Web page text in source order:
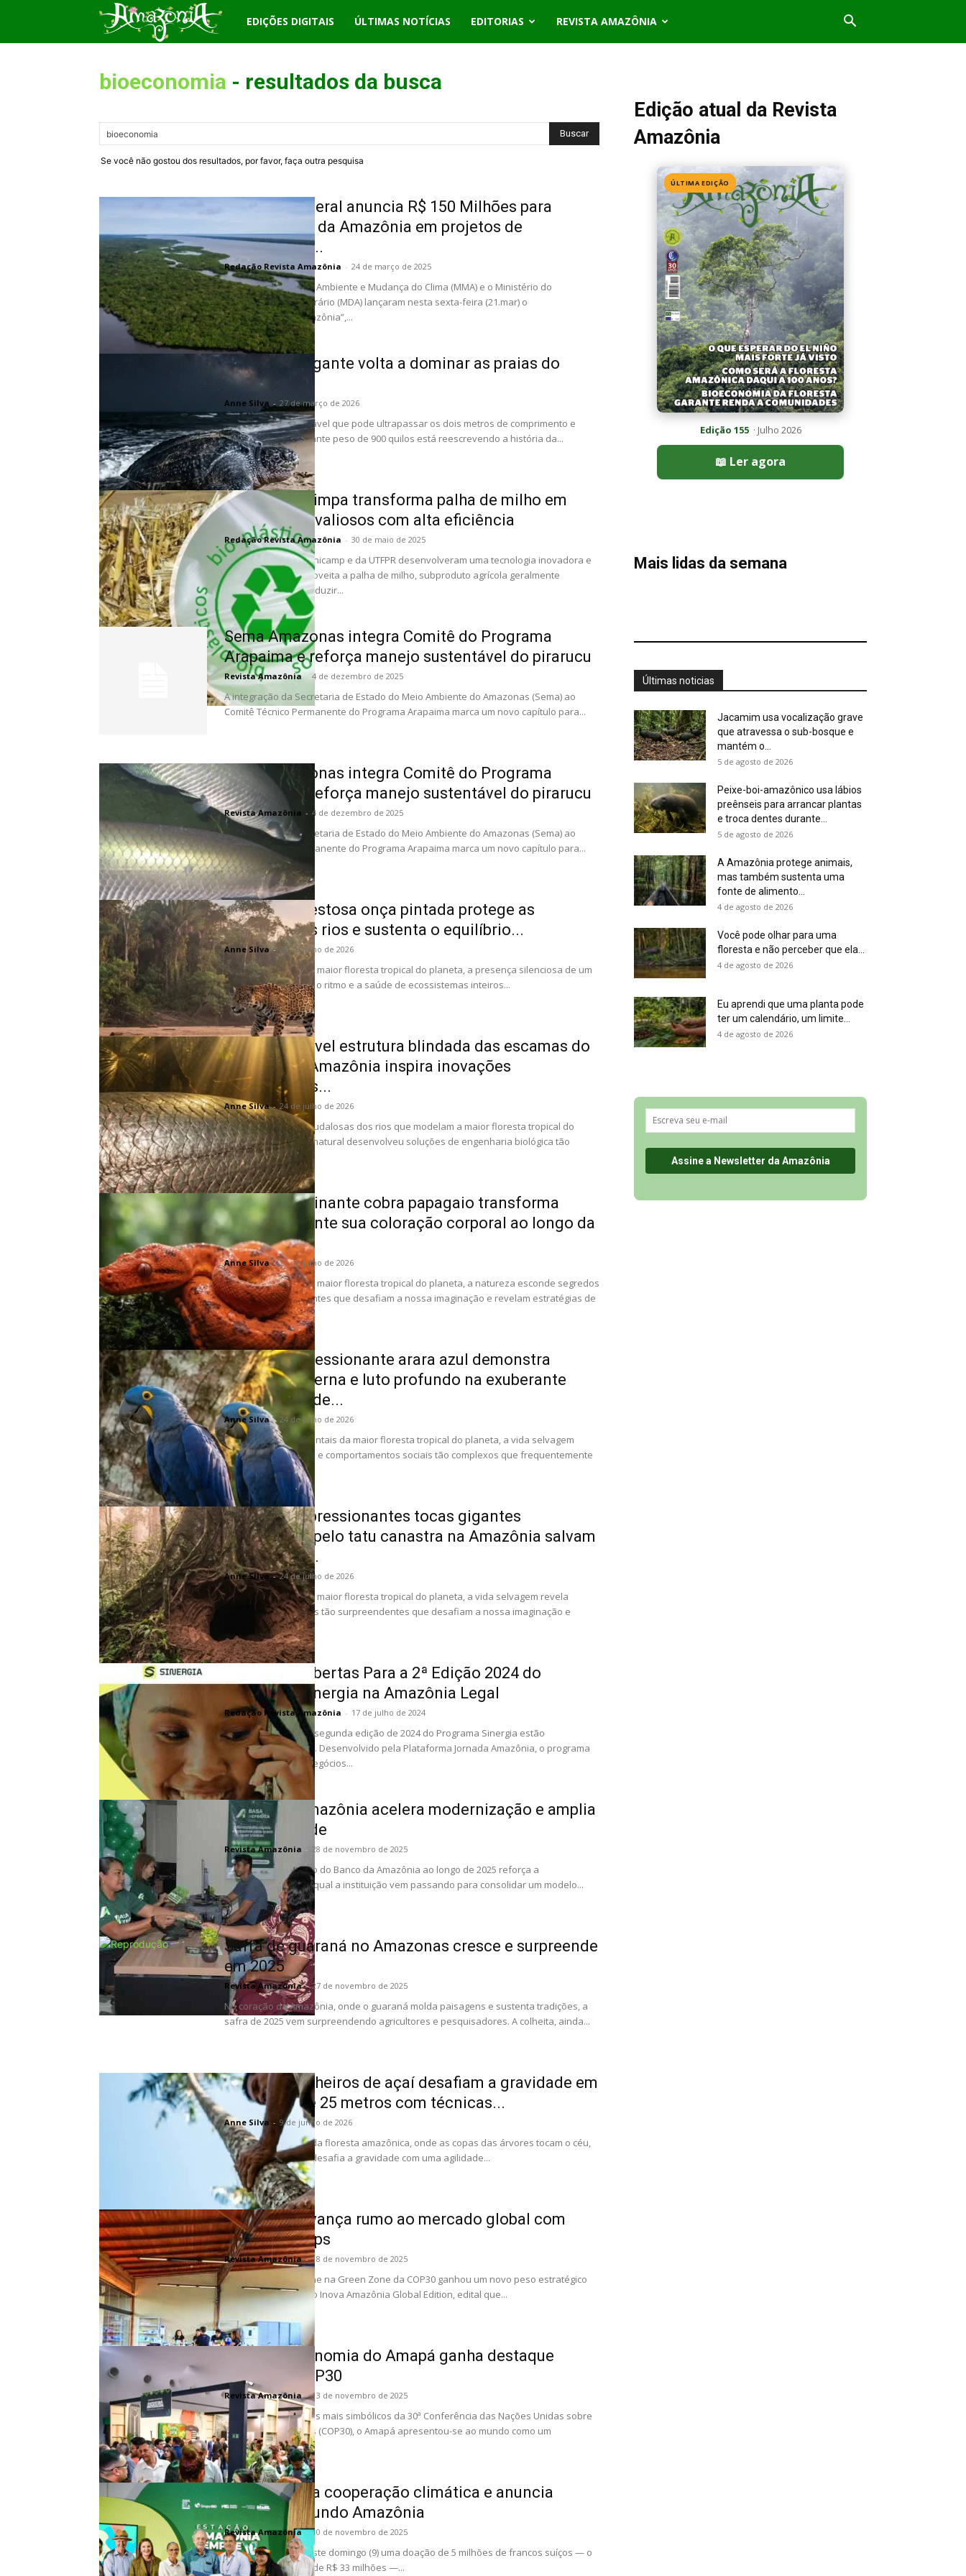
Revista
EDIÇÕES DIGITAIS ÚLTIMAS NOTÍCIAS EDITORIAS REVISTA AMAZÔNIA
bioeconomia - resultados da busca
Se você não gostou dos resultados, por favor, faça outra pesquisa
Governo Federal anuncia R$ 150 Milhões para
recuperação da Amazônia em projetos de
restauração...
Redação Revista Amazônia - 24 de março de 2025
O Ministério do Meio Ambiente e Mudança do Clima (MMA) e o Ministério do
Desenvolvimento Agrário (MDA) lançaram nesta sexta-feira (21.mar) o
edital “Restaura Amazônia”,...
Tartaruga gigante volta a dominar as praias do
Amapá
Anne Silva - 27 de março de 2026
Uma criatura formidável que pode ultrapassar os dois metros de comprimento e
atingir o impressionante peso de 900 quilos está reescrevendo a história da...
Tecnologia limpa transforma palha de milho em
bioprodutos valiosos com alta eficiência
Redação Revista Amazônia - 30 de maio de 2025
Pesquisadores da Unicamp e da UTFPR desenvolveram uma tecnologia inovadora e
sustentável que aproveita a palha de milho, subproduto agrícola geralmente
descartado para produzir...
Sema Amazonas integra Comitê do Programa
Arapaima e reforça manejo sustentável do pirarucu
Revista Amazônia - 4 de dezembro de 2025
A integração da Secretaria de Estado do Meio Ambiente do Amazonas (Sema) ao
Comitê Técnico Permanente do Programa Arapaima marca um novo capítulo para...
Sema Amazonas integra Comitê do Programa
Arapaima e reforça manejo sustentável do pirarucu
Revista Amazônia - 4 de dezembro de 2025
A integração da Secretaria de Estado do Meio Ambiente do Amazonas (Sema) ao
Comitê Técnico Permanente do Programa Arapaima marca um novo capítulo para...
Como a majestosa onça pintada protege as
margens dos rios e sustenta o equilíbrio...
Anne Silva - 28 de julho de 2026
Nas profundezas da maior floresta tropical do planeta, a presença silenciosa de um
grande felino define o ritmo e a saúde de ecossistemas inteiros...
Como a incrível estrutura blindada das escamas do
pirarucu na Amazônia inspira inovações
tecnológicas...
Anne Silva - 24 de julho de 2026
Nas profundezas caudalosas dos rios que modelam a maior floresta tropical do
planeta, a evolução natural desenvolveu soluções de engenharia biológica tão
perfeitas que...
Como a fascinante cobra papagaio transforma
completamente sua coloração corporal ao longo da
vida...
Anne Silva - 24 de julho de 2026
Nas profundezas da maior floresta tropical do planeta, a natureza esconde segredos
visuais impressionantes que desafiam a nossa imaginação e revelam estratégias de
sobrevivência...
Como a impressionante arara azul demonstra
fidelidade eterna e luto profundo na exuberante
biodiversidade...
Anne Silva - 24 de julho de 2026
Nas alturas monumentais da maior floresta tropical do planeta, a vida selvagem
revela laços afetivos e comportamentos sociais tão complexos que frequentemente
desafiam a...
Como as impressionantes tocas gigantes
construídas pelo tatu canastra na Amazônia salvam
dezenas de...
Anne Silva - 24 de julho de 2026
Nas profundezas da maior floresta tropical do planeta, a vida selvagem revela
interações ecológicas tão surpreendentes que desafiam a nossa imaginação e
mostram como...
Inscrições Abertas Para a 2ª Edição 2024 do
Programa Sinergia na Amazônia Legal
Redação Revista Amazônia - 17 de julho de 2024
As inscrições para a segunda edição de 2024 do Programa Sinergia estão
oficialmente abertas. Desenvolvido pela Plataforma Jornada Amazônia, o programa
busca impulsionar negócios...
Banco da Amazônia acelera modernização e amplia
impacto verde
Revista Amazônia - 28 de novembro de 2025
O avanço tecnológico do Banco da Amazônia ao longo de 2025 reforça a
transformação pela qual a instituição vem passando para consolidar um modelo...
Safra de guaraná no Amazonas cresce e surpreende
em 2025
Revista Amazônia - 27 de novembro de 2025
No coração da Amazônia, onde o guaraná molda paisagens e sustenta tradições, a
safra de 2025 vem surpreendendo agricultores e pesquisadores. A colheita, ainda...
Como peconheiros de açaí desafiam a gravidade em
palmeiras de 25 metros com técnicas...
Anne Silva - 9 de junho de 2026
Em meio à vastidão da floresta amazônica, onde as copas das árvores tocam o céu,
uma figura solitária desafia a gravidade com uma agilidade...
Amazônia avança rumo ao mercado global com
novas startups
Revista Amazônia - 18 de novembro de 2025
A presença do Sebrae na Green Zone da COP30 ganhou um novo peso estratégico
com o lançamento do Inova Amazônia Global Edition, edital que...
Sociobioeconomia do Amapá ganha destaque
global na COP30
Revista Amazônia - 13 de novembro de 2025
Em um dos momentos mais simbólicos da 30ª Conferência das Nações Unidas sobre
Mudanças Climáticas (COP30), o Amapá apresentou-se ao mundo como um
laboratório...
Suíça reforça cooperação climática e anuncia
doação ao Fundo Amazônia
Revista Amazônia - 10 de novembro de 2025
A Suíça anunciou neste domingo (9) uma doação de 5 milhões de francos suíços — o
equivalente a cerca de R$ 33 milhões —...
Edição atual da Revista
Amazônia
ÚLTIMA EDIÇÃO
Edição 155· Julho 2026
📖 Ler agora
Mais lidas da semana
Últimas noticias
Jacamim usa vocalização grave
que atravessa o sub-bosque e
mantém o...
5 de agosto de 2026
Peixe-boi-amazônico usa lábios
preênseis para arrancar plantas
e troca dentes durante...
5 de agosto de 2026
A Amazônia protege animais,
mas também sustenta uma
fonte de alimento...
4 de agosto de 2026
Você pode olhar para uma
floresta e não perceber que ela...
4 de agosto de 2026
Eu aprendi que uma planta pode
ter um calendário, um limite...
4 de agosto de 2026